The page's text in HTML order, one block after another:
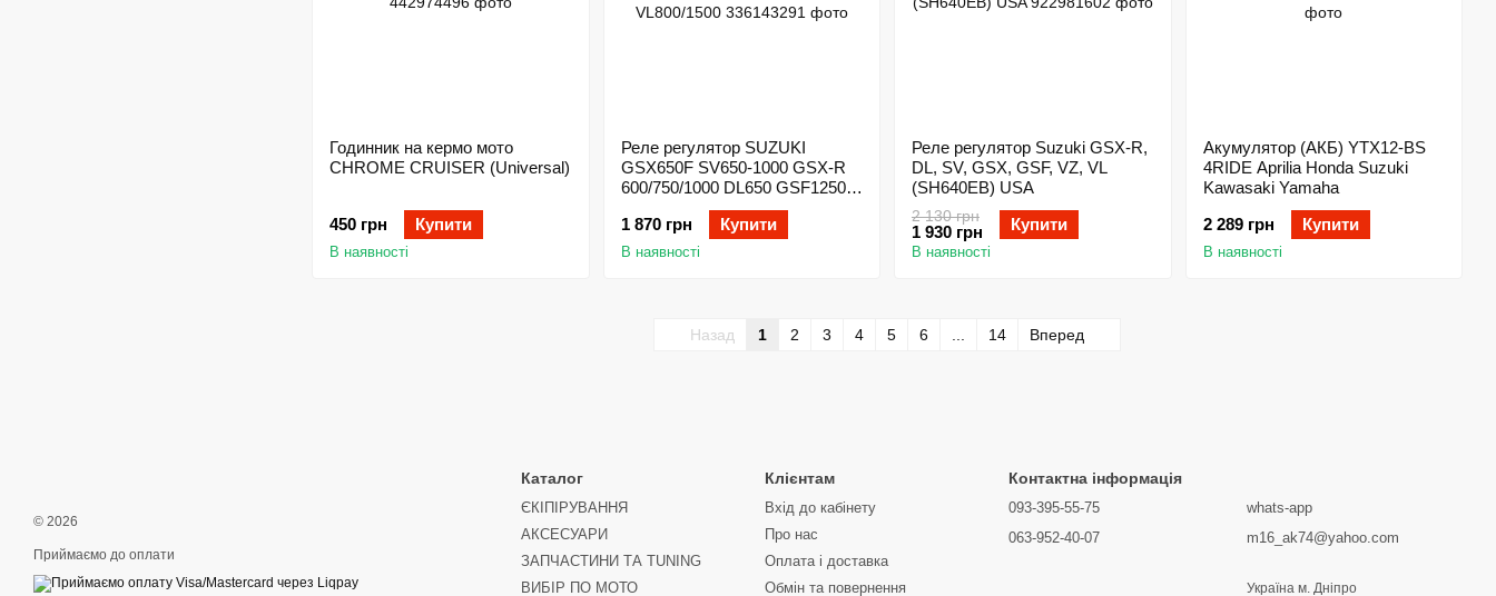
Годинник на кермо мото
CHROME CRUISER (Universal)
450 грн Купити
В наявності
Реле регулятор SUZUKI
GSX650F SV650-1000 GSX-R
600/750/1000 DL650 GSF1250
1 870 грн
Купити
В наявності
Реле регулятор Suzuki GSX-R,
DL, SV, GSX, GSF, VZ, VL
(SH640EB) USA
2 130 грн
1 930 грн Купити
В наявності
Акумулятор (АКБ) YTX12-BS
4RIDE Aprilia Honda Suzuki
Kawasaki Yamaha
2 289 грн
Купити
В наявності
Назад 1 2 3 4 5 6 14 Вперед
© 2026
Приймаємо до оплати
Каталог
ЄКІПІРУВАННЯ
АКСЕСУАРИ
ЗАПЧАСТИНИ ТА ТUNING
ВИБІР ПО МОТО
Клієнтам
Вхід до кабінету
Про нас
Оплата і доставка
Обмін та повернення
Контактна інформація
093-395-55-75
063-952-40-07
whats-app
m16_ak74@yahoo.com
Україна м. Дніпро